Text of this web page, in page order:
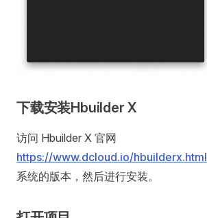
下载安装Hbuilder X
访问 Hbuilder X 官网
https://www.dcloud.io/hbuilderx.html
系统的版本，然后进行安装。